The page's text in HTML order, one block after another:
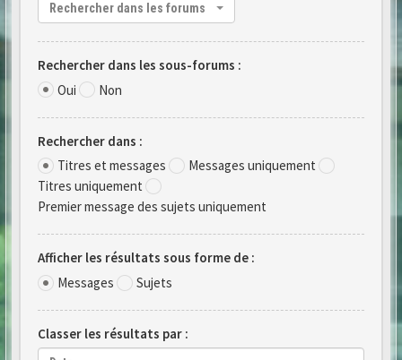
Rechercher dans les forums
Rechercher dans les sous-forums :
Oui
Non
Rechercher dans :
Titres et messages
Messages uniquement
Titres uniquement
Premier message des sujets uniquement
Afficher les résultats sous forme de :
Messages
Sujets
Classer les résultats par :